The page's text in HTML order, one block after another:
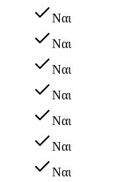
Ναι
Ναι
Ναι
Ναι
Ναι
Ναι
Ναι